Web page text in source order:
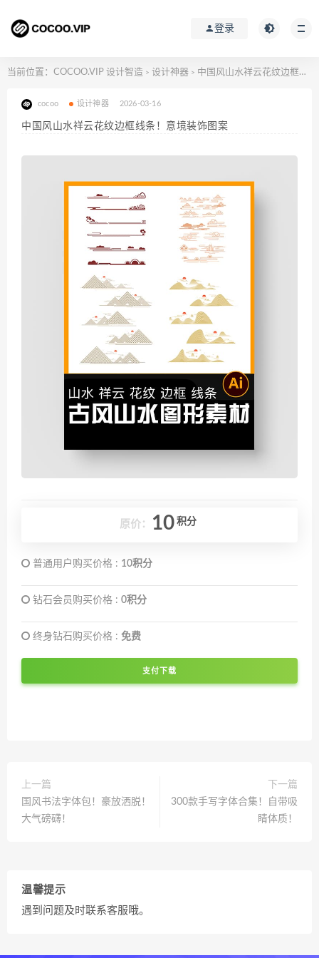
登录
当前位置： COCOO.VIP 设计智造 > 设计神器 > 中国风山水祥云花纹边框线条！意境装饰图案
cocoo 设计神器 2026-03-16
中国风山水祥云花纹边框线条！意境装饰图案
原价： 10 积分
普通用户购买价格 : 10积分
钻石会员购买价格 : 0积分
终身钻石购买价格 : 免费
支付下载
上一篇
国风书法字体包！豪放洒脱！
大气磅礴！
下一篇
300款手写字体合集！自带吸
睛体质！
温馨提示
遇到问题及时联系客服哦。